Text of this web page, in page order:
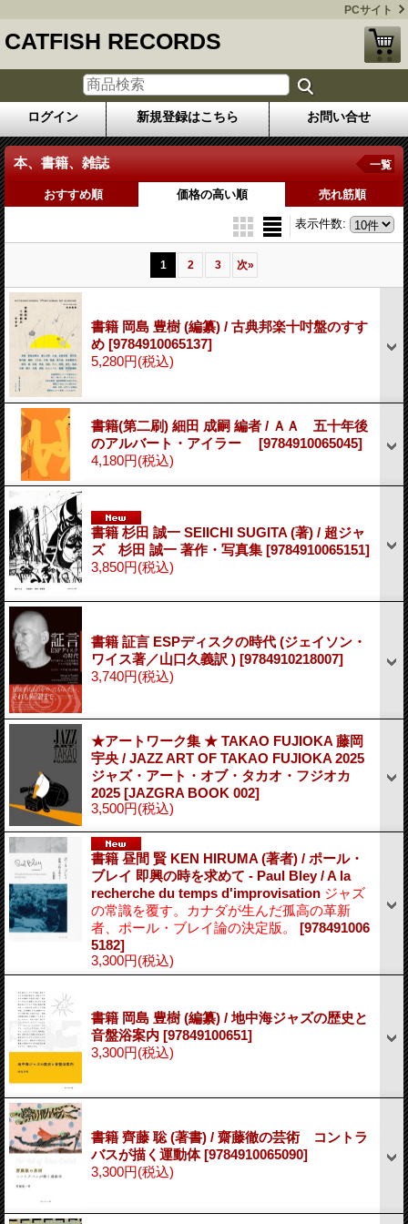
PCサイト
CATFISH RECORDS
ログイン 新規登録はこちら お問い合せ
本、書籍、雑誌 一覧
おすすめ順 価格の高い順 売れ筋順
表示件数:
1 2 3 次»
書籍 岡島 豊樹 (編纂) / 古典邦楽十吋盤のすす
め [9784910065137]
5,280円(税込)
書籍(第二刷) 細田 成嗣 編者 / ＡＡ 五十年後
のアルバート・アイラー [9784910065045]
4,180円(税込)
書籍 杉田 誠一 SEIICHI SUGITA (著) / 超ジャ
ズ 杉田 誠一 著作・写真集 [9784910065151]
3,850円(税込)
書籍 証言 ESPディスクの時代 (ジェイソン・
ワイス著／山口久義訳 ) [9784910218007]
3,740円(税込)
★アートワーク集 ★ TAKAO FUJIOKA 藤岡
宇央 / JAZZ ART OF TAKAO FUJIOKA 2025
ジャズ・アート・オブ・タカオ・フジオカ
2025 [JAZGRA BOOK 002]
3,500円(税込)
書籍 昼間 賢 KEN HIRUMA (著者) / ポール・
ブレイ 即興の時を求めて - Paul Bley / A la
recherche du temps d'improvisation ジャズ
の常識を覆す。カナダが生んだ孤高の革新
者、ポール・ブレイ論の決定版。
[978491006
5182]
3,300円(税込)
書籍 岡島 豊樹 (編纂) / 地中海ジャズの歴史と
音盤浴案内 [97849100651]
3,300円(税込)
書籍 齊藤 聡 (著書) / 齋藤徹の芸術 コントラ
バスが描く運動体[9784910065090]
3,300円(税込)